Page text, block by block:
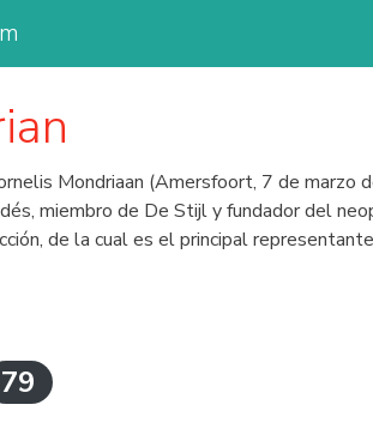
Mondriaan (Amersfoort, 7 de marzo
miembro de De Stijl y fundador del
de la cual es el principal
79